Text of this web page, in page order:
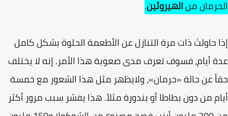
الحرمان منالهيروئين.
إذا حاولتَ ذات مرة التنازل عن الأطعمة الحلوة بشكل كامل
عدة أيام، فسوف تعرف مدى صعوبة هذا الأمر. إنه لا يختلف
حقاً عن حالة «حرمان»، ولايظهر مثل هذا الشعور مع خمسة
أيام من دون بطاطا أو بندورة مثلاً. هذا يفسّر سبب مرور أكثر